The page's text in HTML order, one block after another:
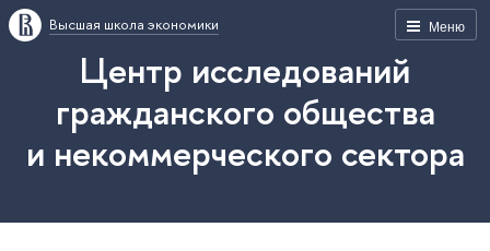
Меню
Высшая школа экономики
Центр исследований
гражданского общества
и некоммерческого сектора